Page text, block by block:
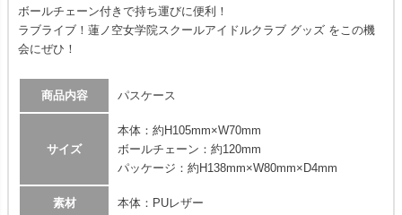
ボールチェーン付きで持ち運びに便利！
ラブライブ！蓮ノ空女学院スクールアイドルクラブ グッズ をこの機
会にぜひ！
商品内容 パスケース
サイズ
本体：約H105mm×W70mm
ボールチェーン：約120mm
パッケージ：約H138mm×W80mm×D4mm
素材 本体：PUレザー